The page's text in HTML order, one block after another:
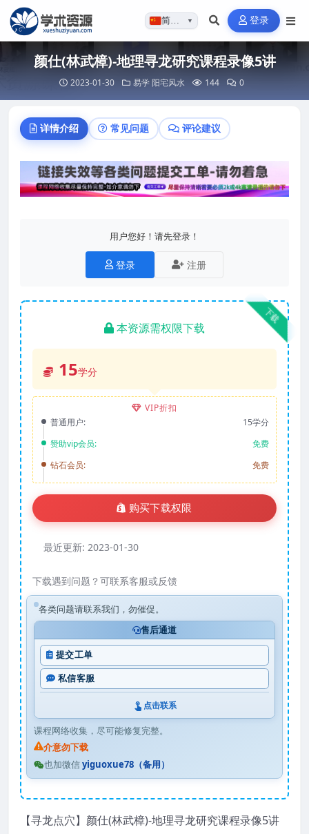
简体…▼ 登录
颜仕(林武樟)-地理寻龙研究课程录像5讲
2023-01-30 易学阳宅风水 144 0
详情介绍 常见问题 评论建议
用户您好！请先登录！
登录 注册
下载
本资源需权限下载
15学分
VIP折扣
普通用户:
15学分
赞助vip会员:
免费
钻石会员:
免费
购买下载权限
最近更新: 2023-01-30
下载遇到问题？可联系客服或反馈
各类问题请联系我们，勿催促。
售后通道
提交工单
私信客服
点击联系
课程网络收集，尽可能修复完整。
介意勿下载
也加微信yiguoxue78（备用）
【寻龙点穴】颜仕(林武樟)-地理寻龙研究课程录像5讲